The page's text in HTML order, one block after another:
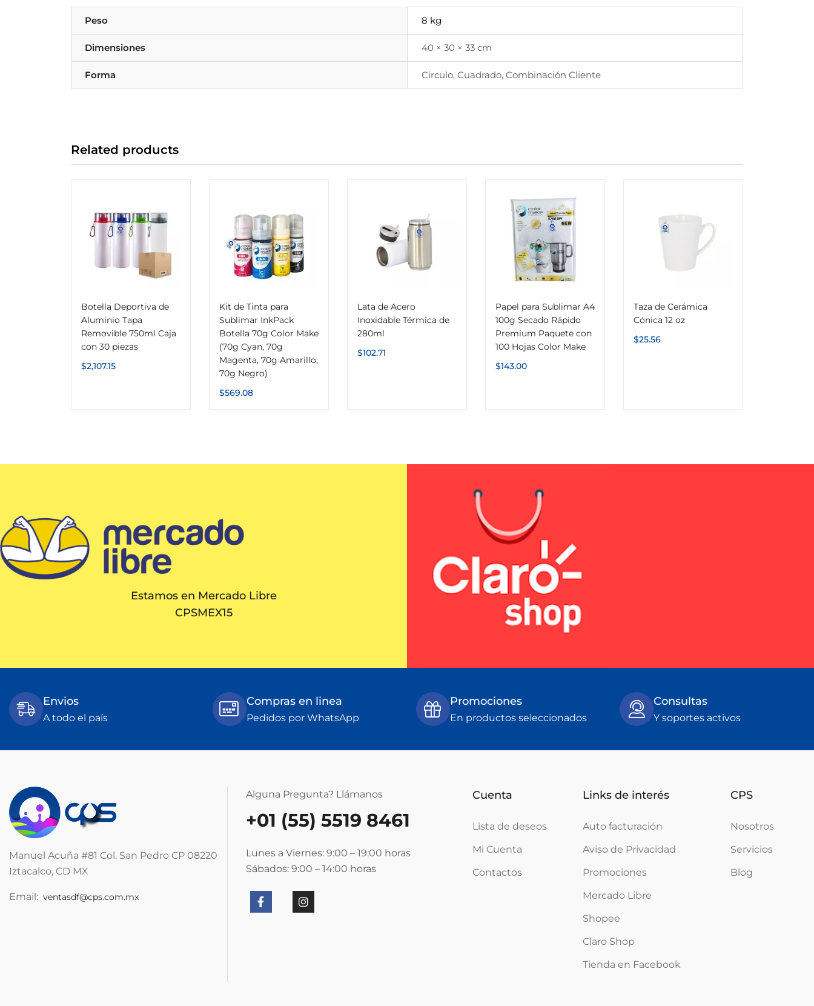
Peso 8 kg
Dimensiones 40 × 30 × 33 cm
Forma Circulo, Cuadrado, Combinación Cliente
Related products
Botella Deportiva de
Aluminio Tapa
Removible 750ml Caja
con 30 piezas
$2,107.15
Kit de Tinta para
Sublimar InkPack
Botella 70g Color Make
(70g Cyan, 70g
Magenta, 70g Amarillo,
70g Negro)
$569.08
Lata de Acero
Inoxidable Térmica de
280ml
$102.71
Papel para Sublimar A4
100g Secado Rápido
Premium Paquete con
100 Hojas Color Make
$143.00
Taza de Cerámica
Cónica 12 oz
$25.56
Estamos en Mercado Libre
CPSMEX15
Envios
A todo el país
Compras en linea
Pedidos por WhatsApp
Promociones
En productos seleccionados
Consultas
Y soportes activos
Manuel Acuña #81 Col. San Pedro CP 08220
Iztacalco, CD MX
Email: ventasdf@cps.com.mx
Alguna Pregunta? Llámanos
+01 (55) 5519 8461
Lunes a Viernes: 9:00 – 19:00 horas
Sábados: 9:00 – 14:00 horas
Cuenta
Lista de deseos
Mi Cuenta
Contactos
Links de interés
Auto facturación
Aviso de Privacidad
Promociones
Mercado Libre
Shopee
Claro Shop
Tienda en Facebook
CPS
Nosotros
Servicios
Blog